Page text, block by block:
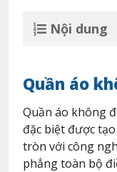
Nội dung
Quần áo
Quần áo không
đặc biệt được
tròn với công
phẳng toàn bộ